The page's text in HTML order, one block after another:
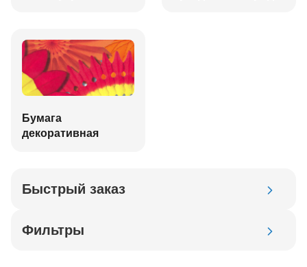
Бумага
декоративная
Быстрый заказ
Фильтры